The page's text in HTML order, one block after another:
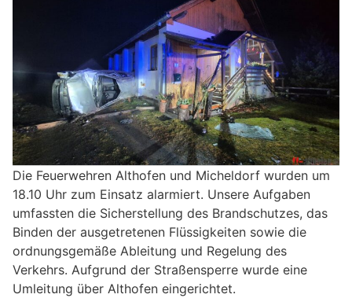
Die Feuerwehren Althofen und Micheldorf wurden um
18.10 Uhr zum Einsatz alarmiert. Unsere Aufgaben
umfassten die Sicherstellung des Brandschutzes, das
Binden der ausgetretenen Flüssigkeiten sowie die
ordnungsgemäße Ableitung und Regelung des
Verkehrs. Aufgrund der Straßensperre wurde eine
Umleitung über Althofen eingerichtet.